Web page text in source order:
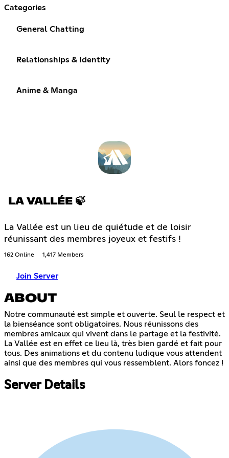
Categories
General Chatting
Relationships & Identity
Anime & Manga
LA VALLÉE 🍃
La Vallée est un lieu de quiétude et de loisir
réunissant des membres joyeux et festifs !
162 Online 1,417 Members
Join Server
ABOUT
Notre communauté est simple et ouverte. Seul le respect et
la bienséance sont obligatoires. Nous réunissons des
membres amicaux qui vivent dans le partage et la festivité.
La Vallée est en effet ce lieu là, très bien gardé et fait pour
tous. Des animations et du contenu ludique vous attendent
ainsi que des membres qui vous ressemblent. Alors foncez !
Server Details